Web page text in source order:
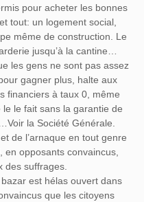
pour acheter les bonnes
tout: un logement social,
même de construction. Le
jusqu’à la cantine…
les gens ne sont pas assez
gagner plus, halte aux
financiers à taux 0, même
le fait sans la garantie de
la Société Générale.
de l’arnaque en tout genre
opposants convaincus,
des suffrages.
est hélas ouvert dans
que les citoyens